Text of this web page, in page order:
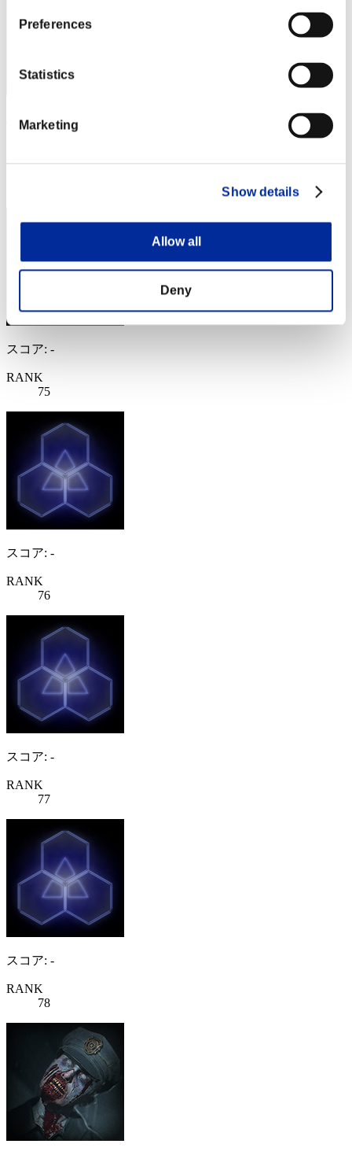
Preferences
Statistics
Marketing
Show details
Allow all
Deny
hyuga
スコア: -
RANK
75
スコア: -
RANK
76
スコア: -
RANK
77
スコア: -
RANK
78